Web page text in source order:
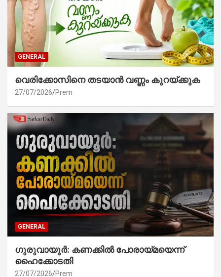
GENERAL
വെരിക്കോസിനെ തടയാൻ വണ്ണം കുറയ്ക്കുക
27/07/2026 Prem
GENERAL
ഗുരുവായൂർ: കണക്കിൽ പോരായ്മയെന്ന്
ഹൈക്കോടതി
27/07/2026 Prem